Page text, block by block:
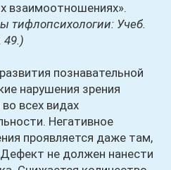
взаимоотношениях».
тифлопсихологии: Учеб.
49.)
познавательной
нарушения зрения
всех видах
Негативное
проявляется даже там,
не должен нанести